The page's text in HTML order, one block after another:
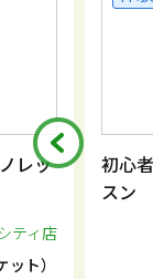
レッ
ティ店
ト）
初心
スン